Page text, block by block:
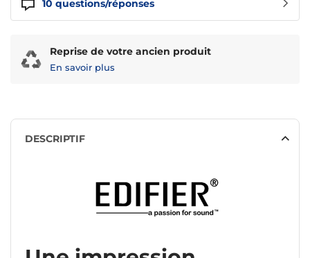
10 questions/réponses
Reprise de votre ancien produit
En savoir plus
DESCRIPTIF